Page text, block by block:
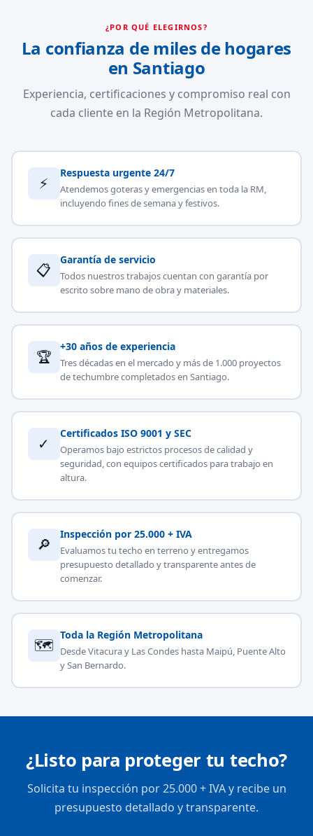
¿POR QUÉ ELEGIRNOS?
La confianza de miles de hogares
en Santiago
Experiencia, certificaciones y compromiso real con
cada cliente en la Región Metropolitana.
⚡
Respuesta urgente 24/7
Atendemos goteras y emergencias en toda la RM,
incluyendo fines de semana y festivos.
📋
Garantía de servicio
Todos nuestros trabajos cuentan con garantía por
escrito sobre mano de obra y materiales.
🏆
+30 años de experiencia
Tres décadas en el mercado y más de 1.000 proyectos
de techumbre completados en Santiago.
✓
Certificados ISO 9001 y SEC
Operamos bajo estrictos procesos de calidad y
seguridad, con equipos certificados para trabajo en
altura.
🔎
Inspección por 25.000 + IVA
Evaluamos tu techo en terreno y entregamos
presupuesto detallado y transparente antes de
comenzar.
🗺
Toda la Región Metropolitana
Desde Vitacura y Las Condes hasta Maipú, Puente Alto
y San Bernardo.
¿Listo para proteger tu techo?
Solicita tu inspección por 25.000 + IVA y recibe un
presupuesto detallado y transparente.